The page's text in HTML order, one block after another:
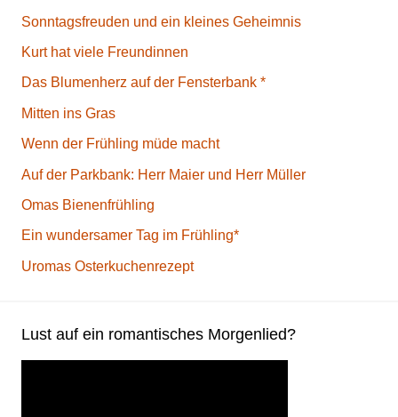
Sonntagsfreuden und ein kleines Geheimnis
Kurt hat viele Freundinnen
Das Blumenherz auf der Fensterbank *
Mitten ins Gras
Wenn der Frühling müde macht
Auf der Parkbank: Herr Maier und Herr Müller
Omas Bienenfrühling
Ein wundersamer Tag im Frühling*
Uromas Osterkuchenrezept
Lust auf ein romantisches Morgenlied?